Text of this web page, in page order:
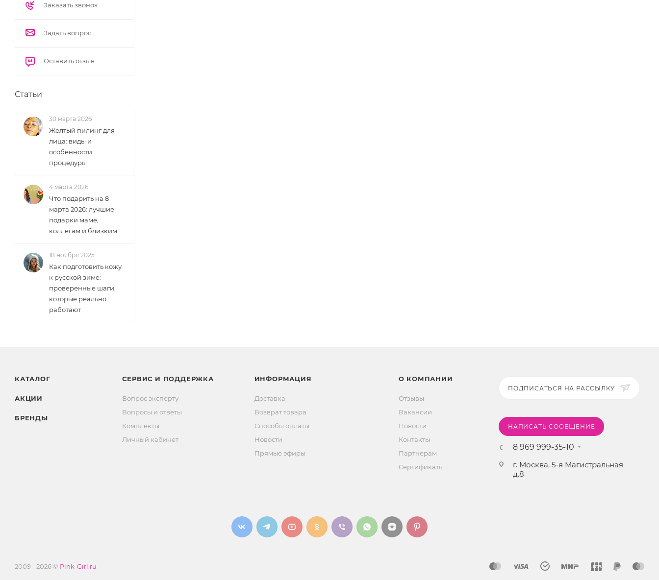
Заказать звонок
Задать вопрос
Оставить отзыв
Статьи
30 марта 2026
Желтый пилинг для
лица: виды и
особенности
процедуры
4 марта 2026
Что подарить на 8
марта 2026: лучшие
подарки маме,
коллегам и близким
18 ноября 2025
Как подготовить кожу
к русской зиме:
проверенные шаги,
которые реально
работают
КАТАЛОГ
АКЦИИ
БРЕНДЫ
СЕРВИС И ПОДДЕРЖКА
Вопрос эксперту
Вопросы и ответы
Комплекты
Личный кабинет
ИНФОРМАЦИЯ
Доставка
Возврат товара
Способы оплаты
Новости
Прямые эфиры
О КОМПАНИИ
Отзывы
Вакансии
Новости
Контакты
Партнерам
Сертификаты
ПОДПИСАТЬСЯ НА РАССЫЛКУ
НАПИСАТЬ СООБЩЕНИЕ
8 969 999-35-10
г. Москва, 5-я Магистральная
д.8
2009 - 2026 © Pink-Girl.ru